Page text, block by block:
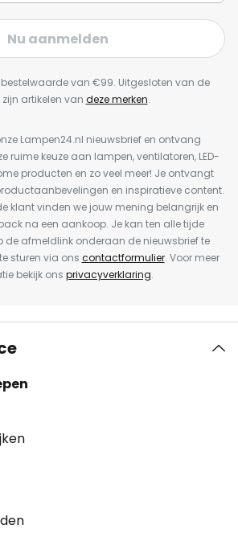
Nu aanmelden
van €99. Uitgesloten van de
artikelen van deze merken.
Lampen24.nl nieuwsbrief en ontvang
ruime keuze aan lampen, ventilatoren, LED-
producten en zo veel meer! Je ontvangt
en inspiratieve content.
klant vinden we jouw mening belangrijk en
na een aankoop. Je kan ten alle tijde
de afmeldlink onderaan de nieuwsbrief te
sturen via ons contactformulier. Voor meer
bekijk ons privacyverklaring.